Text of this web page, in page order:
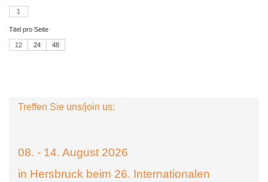
1
Titel pro Seite
12 24 48
Treffen Sie uns/join us:
08. - 14. August 2026
in Hersbruck beim 26. Internationalen